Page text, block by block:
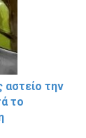
την
το